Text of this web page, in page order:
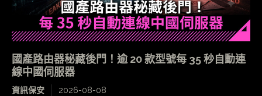
國產路由器秘藏後門！逾 20 款型號每 35 秒自動連
線中國伺服器
資訊保安 2026-08-08